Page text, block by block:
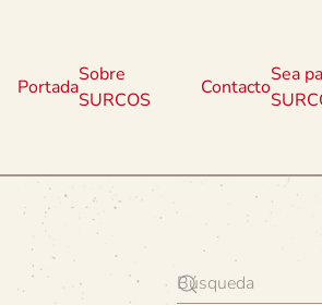
Portada
Sobre
SURCOS
Contacto
Sea